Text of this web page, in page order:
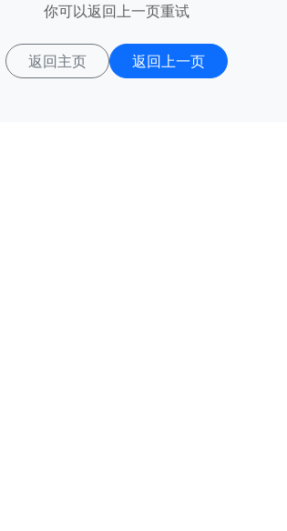
你可以返回上一页重试
返回主页 返回上一页